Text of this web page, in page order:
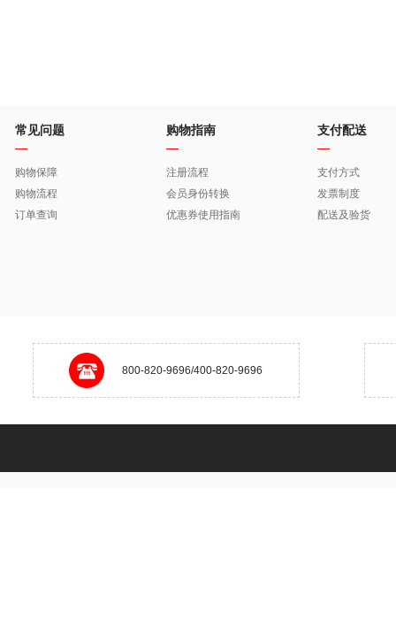
常见问题
购物保障
购物流程
订单查询
购物指南
注册流程
会员身份转换
优惠券使用指南
支付配送
支付方式
发票制度
配送及验货
800-820-9696/400-820-9696